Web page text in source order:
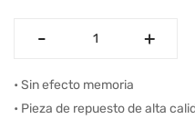
- +
- +
• Sin efecto memoria
• Pieza de repuesto de alta